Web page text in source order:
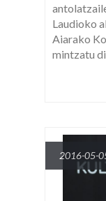
Laudioko
Aiarako
mintzatu
2016-05-